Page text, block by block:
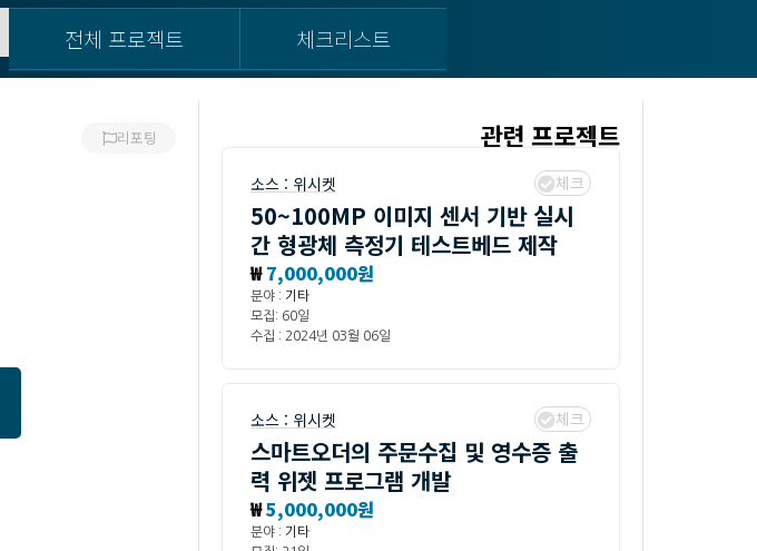
전체 프로젝트 체크리스트
리포팅 관련 프로젝트
소스 : 위시켓 체크
50~100MP 이미지 센서 기반 실시
간 형광체 측정기 테스트베드 제작
₩7,000,000원
분야 : 기타
모집: 60일
수집 : 2024년 03월 06일
소스 : 위시켓 체크
스마트오더의 주문수집 및 영수증 출
력 위젯 프로그램 개발
₩5,000,000원
분야 : 기타